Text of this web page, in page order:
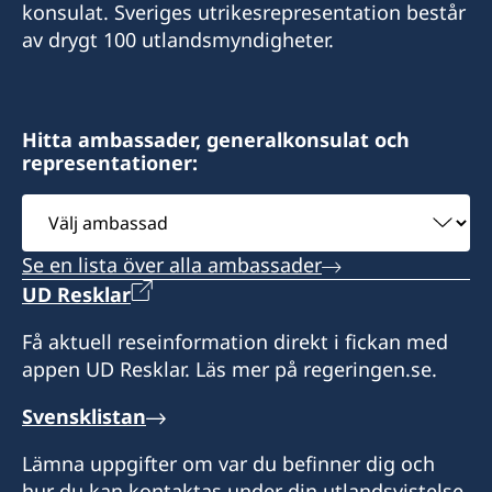
konsulat. Sveriges utrikesrepresentation består
av drygt 100 utlandsmyndigheter.
Hitta ambassader, generalkonsulat och
representationer:
Välj
ambassad
Se en lista över alla ambassader
UD Resklar
Få aktuell reseinformation direkt i fickan med
appen UD Resklar. Läs mer på regeringen.se.
Svensklistan
Lämna uppgifter om var du befinner dig och